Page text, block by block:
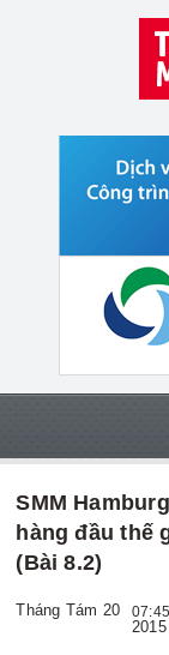
SMM
hàng đầu thế
(Bài 8.2)
Tháng Tám 20 07:45
2015